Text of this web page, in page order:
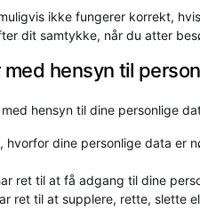
ikke fungerer korrekt,
dit samtykke, når du atter
hensyn til
hensyn til dine personlige
hvorfor dine personlige data er
ret til at få adgang til dine
ret til at supplere, rette, slette